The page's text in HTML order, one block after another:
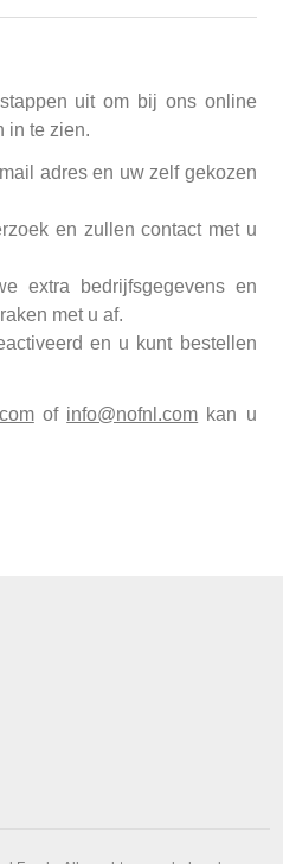
uit om bij ons online
in te zien.
adres en uw zelf gekozen
en zullen contact met u
extra bedrijfsgegevens en
met u af.
en u kunt bestellen
of info@nofnl.com kan u